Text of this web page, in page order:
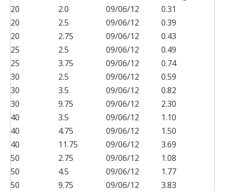
20
2.0 09/06/12
0.31
20
2.5 09/06/12
0.39
20
2.75 09/06/12
0.43
25
2.5 09/06/12
0.49
25
3.75 09/06/12
0.74
30
2.5 09/06/12
0.59
30
3.5 09/06/12
0.82
30
9.75 09/06/12
2.30
40
3.5 09/06/12
1.10
40
4.75 09/06/12
1.50
40
11.75 09/06/12
3.69
50
2.75 09/06/12
1.08
50
4.5 09/06/12
1.77
50
9.75 09/06/12
3.83